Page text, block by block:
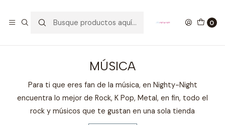
0
MÚSICA
Para ti que eres fan de la música, en Nighty-Night
encuentra lo mejor de Rock, K Pop, Metal, en fin, todo el
rock y músicos que te gustan en una sola tienda